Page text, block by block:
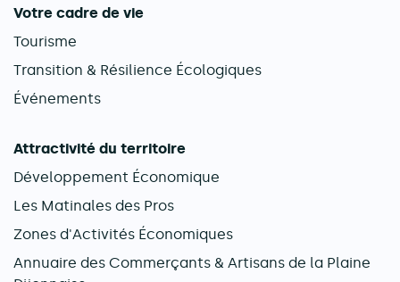
Votre cadre de vie
Tourisme
Transition & Résilience Écologiques
Événements
Attractivité du territoire
Développement Économique
Les Matinales des Pros
Zones d'Activités Économiques
Annuaire des Commerçants & Artisans de la Plaine